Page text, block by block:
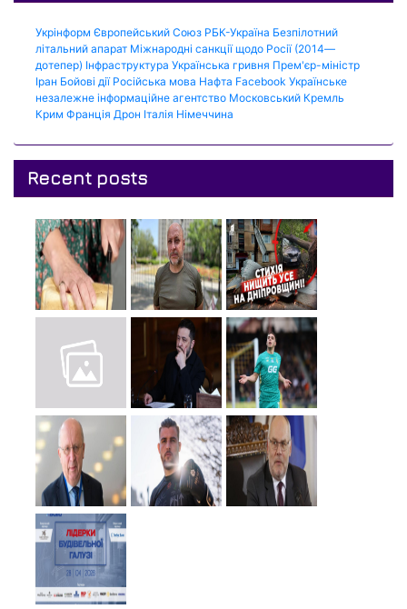
Укрінформ Європейський Союз РБК-Україна Безпілотний
літальний апарат Міжнародні санкції щодо Росії (2014—
дотепер) Інфраструктура Українська гривня Прем'єр-міністр
Іран Бойові дії Російська мова Нафта Facebook Українське
незалежне інформаційне агентство Московський Кремль
Крим Франція Дрон Італія Німеччина
Recent posts